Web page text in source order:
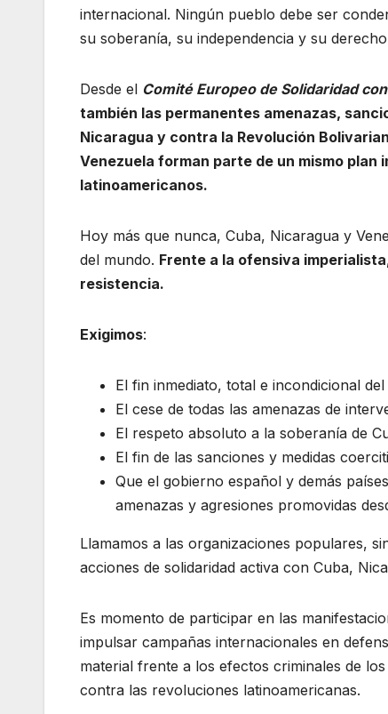
internacional. Ningún pueblo debe ser
su soberanía, su independencia y su
Desde el Comité Europeo de Solidaridad
también las permanentes amenazas,
Nicaragua y contra la Revolución
Venezuela forman parte de un mismo
latinoamericanos.
Hoy más que nunca, Cuba, Nicaragua y
del mundo. Frente a la ofensiva
resistencia.
Exigimos:
El fin inmediato, total e incondicional
El cese de todas las amenazas de
El respeto absoluto a la soberanía de
El fin de las sanciones y medidas
Que el gobierno español y demás
amenazas y agresiones promovidas
Llamamos a las organizaciones populares,
acciones de solidaridad activa con Cuba,
Es momento de participar en las
impulsar campañas internacionales en
material frente a los efectos criminales de
contra las revoluciones latinoamericanas.